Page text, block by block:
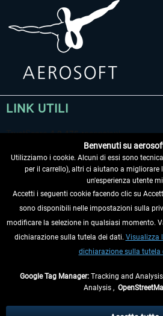
LINK UTILI
RECEDERE DAL CONTRATTO
INFORMAZIONI
Benvenuti su
Utilizziamo i cookie. Alcuni di essi sono
per il carrello), altri ci aiutano a migliorare
un'esperienza utente
Accetti i seguenti cookie facendo clic su
sono disponibili nelle impostazioni sulla
modificare la selezione in qualsiasi momento.
dichiarazione sulla tutela dei dati. Visualizza
dichiarazione sulla tutela
Google Tag Manager: Tracking and
Analysis ,